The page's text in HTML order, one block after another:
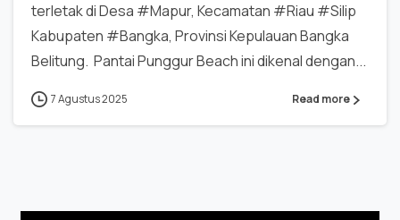
terletak di Desa #Mapur, Kecamatan #Riau #Silip
Kabupaten #Bangka, Provinsi Kepulauan Bangka
Belitung. Pantai Punggur Beach ini dikenal dengan...
7 Agustus 2025 Read more